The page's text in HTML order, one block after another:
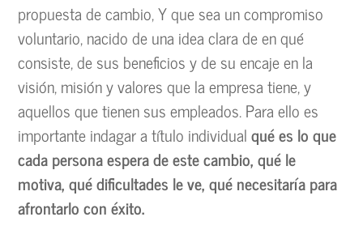
propuesta de cambio, Y que sea un compromiso
voluntario, nacido de una idea clara de en qué
consiste, de sus beneficios y de su encaje en la
visión, misión y valores que la empresa tiene, y
aquellos que tienen sus empleados. Para ello es
importante indagar a título individualqué es lo que
cada persona espera de este cambio, qué le
motiva, qué dificultades le ve, qué necesitaría para
afrontarlo con éxito.